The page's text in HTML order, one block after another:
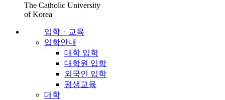
The Catholic University
of Korea
입학ㆍ교육
입학안내
대학 입학
대학원 입학
외국인 입학
평생교육
대학